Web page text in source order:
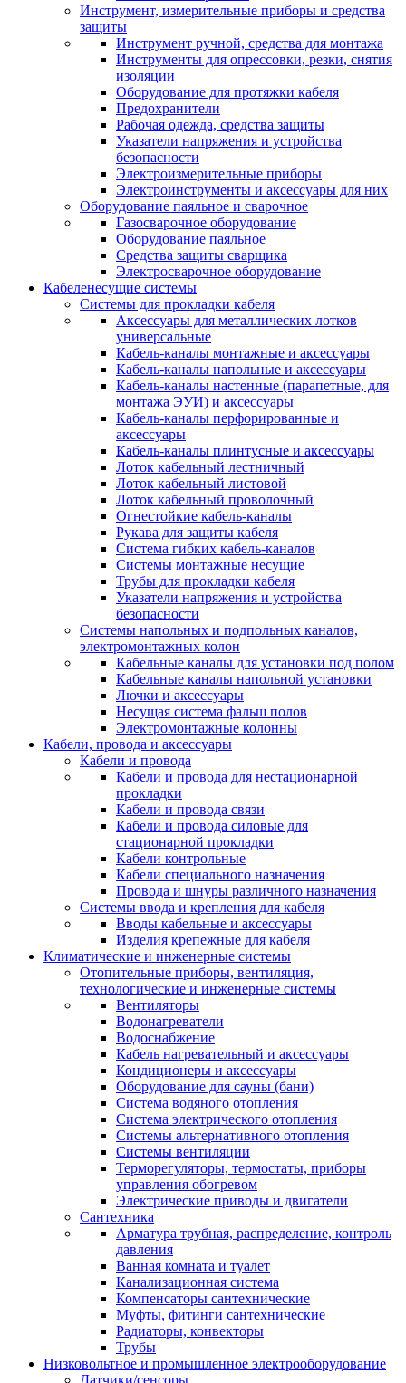
Инструмент, измерительные приборы и средства
защиты
Инструмент ручной, средства для монтажа
Инструменты для опрессовки, резки, снятия
изоляции
Оборудование для протяжки кабеля
Предохранители
Рабочая одежда, средства защиты
Указатели напряжения и устройства
безопасности
Электроизмерительные приборы
Электроинструменты и аксессуары для них
Оборудование паяльное и сварочное
Газосварочное оборудование
Оборудование паяльное
Средства защиты сварщика
Электросварочное оборудование
Кабеленесущие системы
Системы для прокладки кабеля
Аксессуары для металлических лотков
универсальные
Кабель-каналы монтажные и аксессуары
Кабель-каналы напольные и аксессуары
Кабель-каналы настенные (парапетные, для
монтажа ЭУИ) и аксессуары
Кабель-каналы перфорированные и
аксессуары
Кабель-каналы плинтусные и аксессуары
Лоток кабельный лестничный
Лоток кабельный листовой
Лоток кабельный проволочный
Огнестойкие кабель-каналы
Рукава для защиты кабеля
Система гибких кабель-каналов
Системы монтажные несущие
Трубы для прокладки кабеля
Указатели напряжения и устройства
безопасности
Системы напольных и подпольных каналов,
электромонтажных колон
Кабельные каналы для установки под полом
Кабельные каналы напольной установки
Лючки и аксессуары
Несущая система фальш полов
Электромонтажные колонны
Кабели, провода и аксессуары
Кабели и провода
Кабели и провода для нестационарной
прокладки
Кабели и провода связи
Кабели и провода силовые для
стационарной прокладки
Кабели контрольные
Кабели специального назначения
Провода и шнуры различного назначения
Системы ввода и крепления для кабеля
Вводы кабельные и аксессуары
Изделия крепежные для кабеля
Климатические и инженерные системы
Отопительные приборы, вентиляция,
технологические и инженерные системы
Вентиляторы
Водонагреватели
Водоснабжение
Кабель нагревательный и аксессуары
Кондиционеры и аксессуары
Оборудование для сауны (бани)
Система водяного отопления
Система электрического отопления
Системы альтернативного отопления
Системы вентиляции
Терморегуляторы, термостаты, приборы
управления обогревом
Электрические приводы и двигатели
Сантехника
Арматура трубная, распределение, контроль
давления
Ванная комната и туалет
Канализационная система
Компенсаторы сантехнические
Муфты, фитинги сантехнические
Радиаторы, конвекторы
Трубы
Низковольтное и промышленное электрооборудование
Датчики/сенсоры